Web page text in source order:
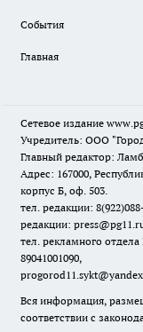
События
Главная
Сетевое издание
Учредитель: ООО
Главный редактор:
Адрес: 167000,
корпус Б, оф. 503.
тел. редакции:
редакции:
тел. рекламного
89041001090,
Вся информация,
соответствии с